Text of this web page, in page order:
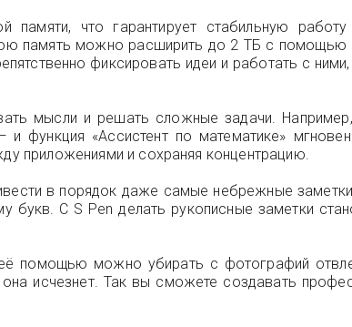
памяти, что гарантирует стабильную
память можно расширить до 2 ТБ с помощью
фиксировать идеи и работать с
мысли и решать сложные задачи.
«Ассистент по математике»
приложениями и сохраняя концентрацию.
в порядок даже самые небрежные
букв. С S Pen делать рукописные заметки
помощью можно убирать с фотографий
исчезнет. Так вы сможете создавать